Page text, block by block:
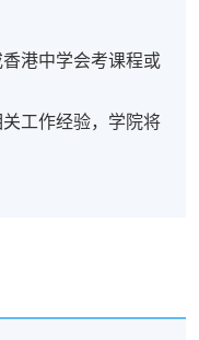
港中学会考课程或
工作经验，学院将